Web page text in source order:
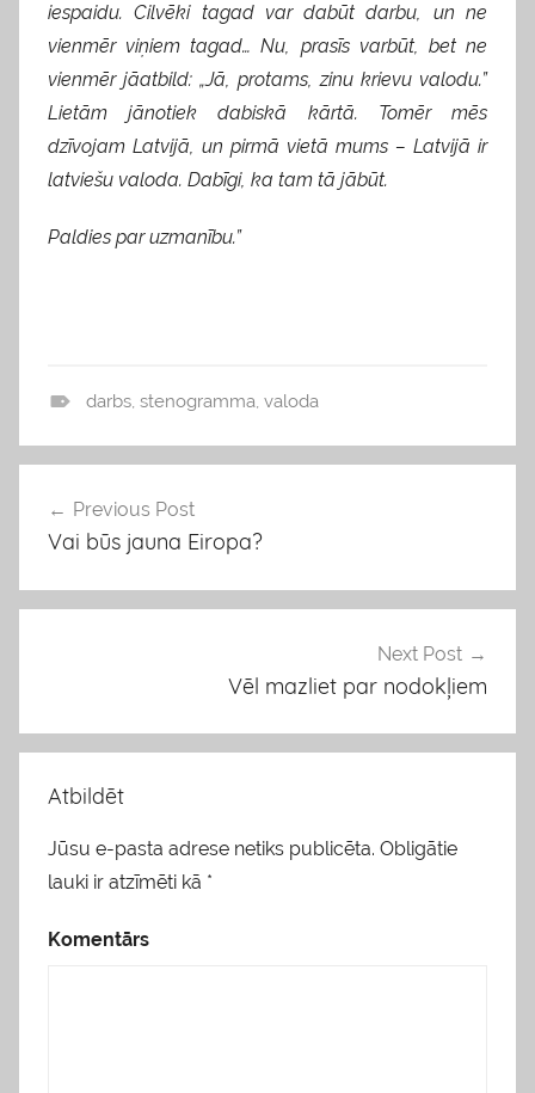
iespaidu. Cilvēki tagad var dabūt darbu, un ne
vienmēr viņiem tagad… Nu, prasīs varbūt, bet ne
vienmēr jāatbild: „Jā, protams, zinu krievu valodu.”
Lietām jānotiek dabiskā kārtā. Tomēr mēs
dzīvojam Latvijā, un pirmā vietā mums – Latvijā ir
latviešu valoda. Dabīgi, ka tam tā jābūt.
Paldies par uzmanību.”
i
o
k
darbs, stenogramma, valoda
Ziņu
izvēlne
Previous Post
Vai būs jauna Eiropa?
Next Post
Vēl mazliet par nodokļiem
Atbildēt
Jūsu e-pasta adrese netiks publicēta. Obligātie
lauki ir atzīmēti kā *
Komentārs